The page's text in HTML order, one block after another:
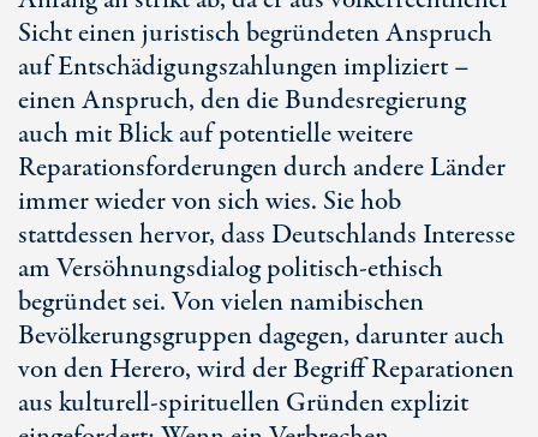
Sicht einen juristisch begründeten Anspruch
auf Entschädigungszahlungen impliziert –
einen Anspruch, den die Bundesregierung
auch mit Blick auf potentielle weitere
Reparationsforderungen durch andere Länder
immer wieder von sich wies. Sie hob
stattdessen hervor, dass Deutschlands Interesse
am Versöhnungsdialog politisch-ethisch
begründet sei. Von vielen namibischen
Bevölkerungsgruppen dagegen, darunter auch
von den Herero, wird der Begriff Reparationen
aus kulturell-spirituellen Gründen explizit